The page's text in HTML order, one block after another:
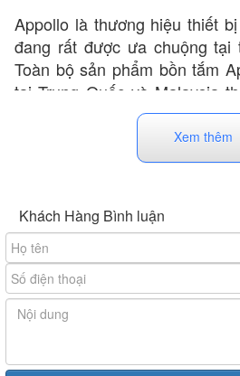
Appollo là thương hiệu thiết
đang rất được ưa chuộng tại
Toàn bộ sản phẩm bồn tắm
tại Trung Quốc và Malaysia
nghệ cao. Đồng thời trải
chặt chẽ về tiêu chuẩn chất
trước khi xuất ra thị trường.
kiện kinh tế của nhiều gia
Đặc điểm nổi bật của bồn
Xem thêm
Khách Hàng Bình luận